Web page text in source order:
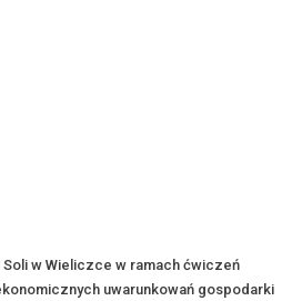
Soli w Wieliczce w ramach ćwiczeń
uwarunkowań gospodarki